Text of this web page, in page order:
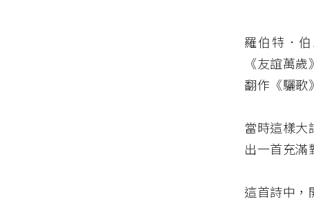
羅伯特．
《友誼萬
翻作《驪歌
當時這樣大
出一首充
這首詩中，